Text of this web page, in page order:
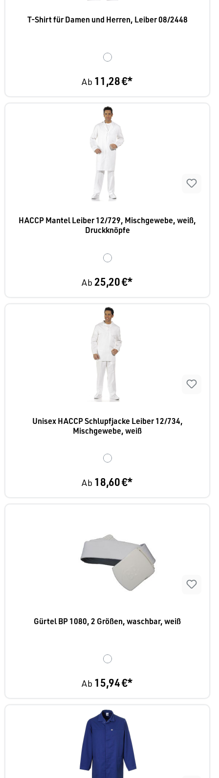
T-Shirt für Damen und Herren, Leiber 08/2448
Ab 11,28 €*
HACCP Mantel Leiber 12/729, Mischgewebe, weiß,
Druckknöpfe
Ab25,20 €*
Unisex HACCP Schlupfjacke Leiber 12/734,
Mischgewebe, weiß
Ab 18,60 €*
Gürtel BP 1080, 2 Größen, waschbar, weiß
Ab 15,94 €*